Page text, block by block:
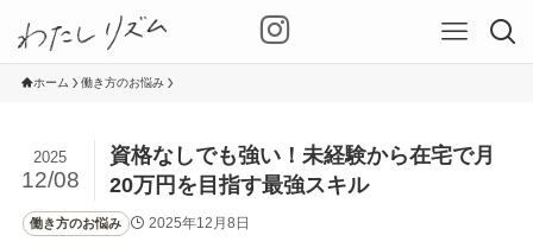
ホーム 働き方のお悩み
資格なしでも強い！未経験から在宅で月
20万円を目指す最強スキル
2025
12/08
働き方のお悩み 2025年12月8日